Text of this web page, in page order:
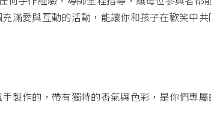
滿愛與互動的活動，能讓你和孩子在歡笑中
製作的，帶有獨特的香氣與色彩，是你們專屬